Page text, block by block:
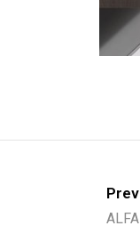
Prev
ALFA